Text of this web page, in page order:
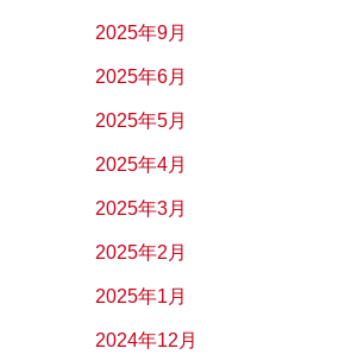
2025年9月
2025年6月
2025年5月
2025年4月
2025年3月
2025年2月
2025年1月
2024年12月